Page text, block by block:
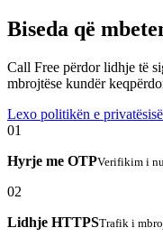
Biseda që
Call Free përdor lidhje të
mbrojtëse kundër
Lexo politikën e
01
Hyrje me OTPVerifikim i
02
Lidhje HTTPSTrafik i